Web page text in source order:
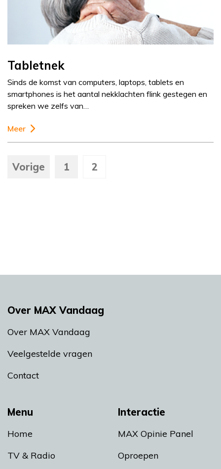
Tabletnek
Sinds de komst van computers, laptops, tablets en
smartphones is het aantal nekklachten flink gestegen en
spreken we zelfs van…
Meer
Vorige 1 2
Menu
Home
TV & Radio
Interactie
MAX Opinie Panel
Oproepen
Over MAX Vandaag
Over MAX Vandaag
Veelgestelde vragen
Contact